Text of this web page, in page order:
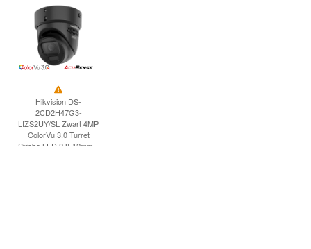
Hikvision DS-
2CD2H47G3-
LIZS2UY/SL Zwart 4MP
ColorVu 3.0 Turret
Strobe LED 2.8-12mm...